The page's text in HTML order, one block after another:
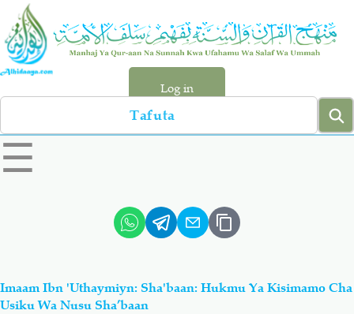
Skip
main
content
Log in
Search
left
sidebar
☰
Hadiyth
Aqiydah
Imaam Ibn 'Uthaymiyn: Sha'baan: Hukmu Ya Kisimamo Cha
Usiku Wa Nusu Sha’baan